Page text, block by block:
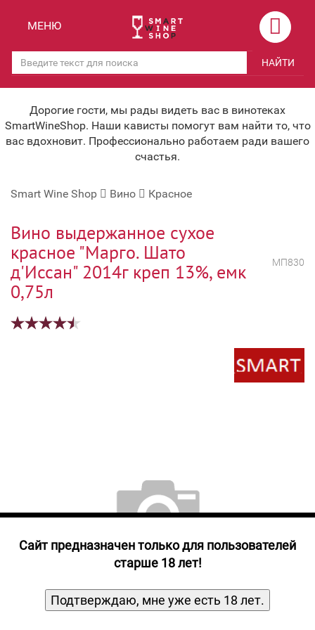
Скидки
Мероприятия
Корпоративным клиентам
Под заказ
Бонусная система
Наша команда
关于我们
Вино крепленое
Вино игристое и Шампанское
Вино безалкогольное
Бренди, Коньяк, Арманьяк
Виски и Бурбон
Пиво и слабоалк. напитки
Ликер
Прочие алкогольные напитки
МЕНЮ
НАЙТИ
Дорогие гости, мы рады видеть вас в винотеках
SmartWineShop. Наши кависты помогут вам найти то, что
вас вдохновит. Профессионально работаем ради вашего
счастья.
Smart Wine Shop Вино Красное
Вино выдержанное сухое
красное "Марго. Шато
д'Иссан" 2014г креп 13%, емк
0,75л
МП830
Cайт предназначен только для пользователей
старше 18 лет!
Подтверждаю, мне уже есть 18 лет.